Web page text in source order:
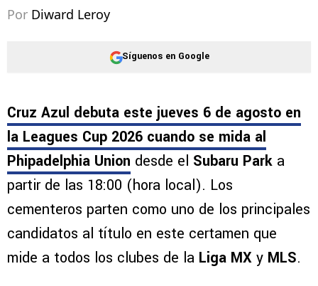
Por Diward Leroy
Síguenos en Google
Cruz Azul debuta este jueves 6 de agosto en
la Leagues Cup 2026 cuando se mida al
Phipadelphia Union desde el Subaru Park a
partir de las 18:00 (hora local). Los
cementeros parten como uno de los principales
candidatos al título en este certamen que
mide a todos los clubes de la Liga MX y MLS.